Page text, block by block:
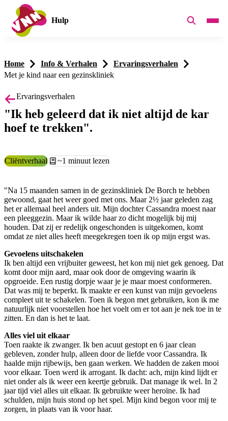
Hulp
Home Info & Verhalen
Ervaringsverhalen
Met je kind naar een gezinskliniek
Ervaringsverhalen
"Ik heb geleerd dat ik niet altijd de kar
hoef te trekken".
Categorie:
CliëntverhaalLeestijd:
~1 minuut lezen
"Na 15 maanden samen in de gezinskliniek De Borch te hebben
gewoond, gaat het weer goed met ons. Maar 2½ jaar geleden zag
het er allemaal heel anders uit. Mijn dochter Cassandra moest naar
een pleeggezin. Maar ik wilde haar zo dicht mogelijk bij mij
houden. Dat zij er redelijk ongeschonden is uitgekomen, komt
omdat ze niet alles heeft meegekregen toen ik op mijn ergst was.
Gevoelens uitschakelen
Ik ben altijd een vrijbuiter geweest, het kon mij niet gek genoeg. Dat
komt door mijn aard, maar ook door de omgeving waarin ik
opgroeide. Een rustig dorpje waar je je maar moest conformeren.
Dat was mij te beperkt. Ik maakte er een kunst van mijn gevoelens
compleet uit te schakelen. Toen ik begon met gebruiken, kon ik me
natuurlijk niet voorstellen hoe het voelt om er tot aan je nek toe in te
zitten. En dan is het te laat.
Alles viel uit elkaar
Toen raakte ik zwanger. Ik ben acuut gestopt en 6 jaar clean
gebleven, zonder hulp, alleen door de liefde voor Cassandra. Ik
haalde mijn rijbewijs, ben gaan werken. We hadden de zaken mooi
voor elkaar. Toen werd ik arrogant. Ik dacht: ach, mijn kind lijdt er
niet onder als ik weer een keertje gebruik. Dat manage ik wel. In 2
jaar tijd viel alles uit elkaar. Ik gebruikte weer heroïne. Ik had
schulden, mijn huis stond op het spel. Mijn kind begon voor mij te
zorgen, in plaats van ik voor haar.